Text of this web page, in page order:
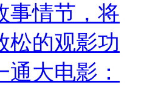
事情节，将
松的观影功
大电影：